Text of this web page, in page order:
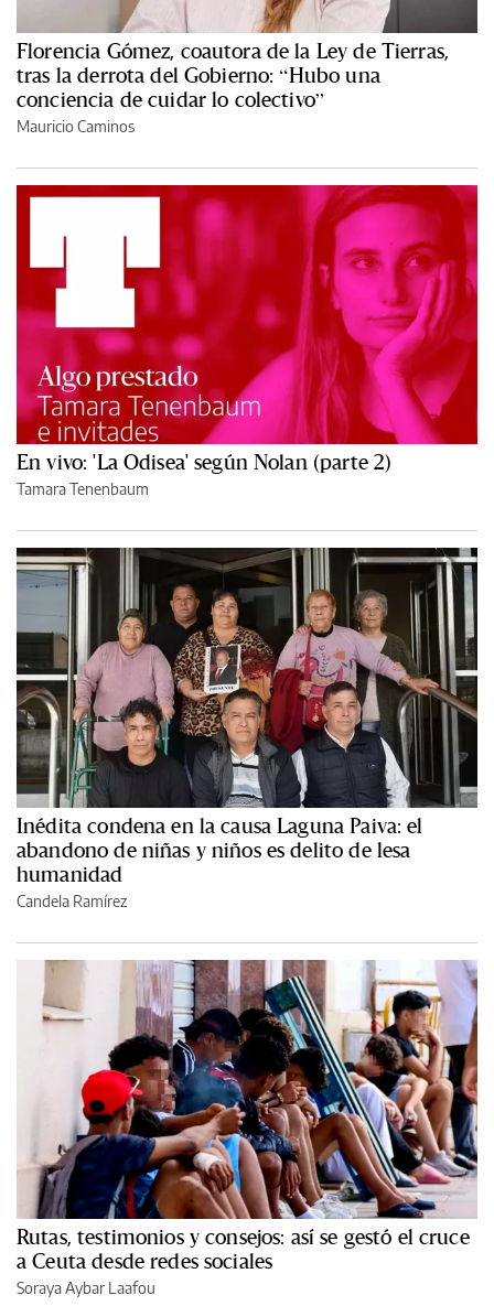
Florencia Gómez, coautora de la Ley de Tierras,
tras la derrota del Gobierno: “Hubo una
conciencia de cuidar lo colectivo”
Mauricio Caminos
En vivo: 'La Odisea' según Nolan (parte 2)
Tamara Tenenbaum
Inédita condena en la causa Laguna Paiva: el
abandono de niñas y niños es delito de lesa
humanidad
Candela Ramírez
Rutas, testimonios y consejos: así se gestó el cruce
a Ceuta desde redes sociales
Soraya Aybar Laafou